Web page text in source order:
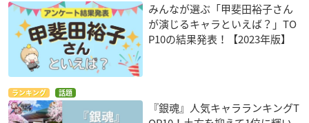
みんなが選ぶ「甲斐田裕子さん
が演じるキャラといえば？」TO
P10の結果発表！【2023年版】
ランキング 話題
『銀魂』人気キャラランキングT